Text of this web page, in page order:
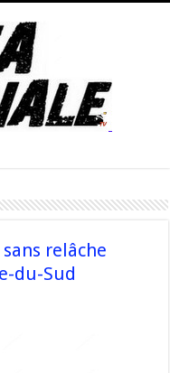
relâche
du-Sud